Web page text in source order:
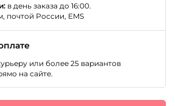
в день заказа до 16:00.
почтой России, EMS
или более 25 вариантов
на сайте.